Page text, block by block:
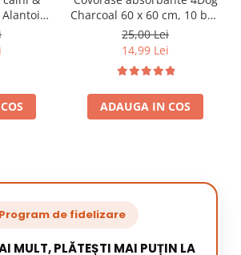
Charcoal 60 x 60 cm, 10 buc
/ pachet
25,00 Lei
14,99 Lei
ADAUGA IN COS
Program de fidelizare
MULT, PLĂTEȘTI MAI PUȚIN LA